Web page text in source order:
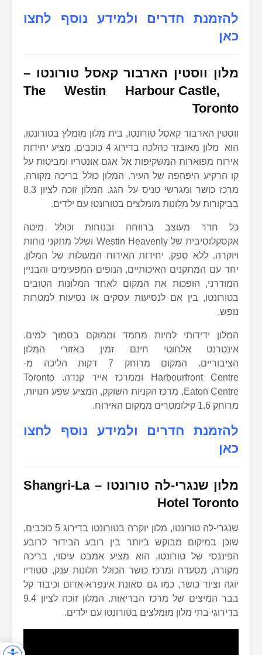
להזמנת חדרים ולמידע נוסף לחצו
כאן
מלון ווסטין הארבור קאסל טורונטו –
The Westin Harbour Castle,
Toronto
ווסטין הארבור קאסל טורונטו, בית מלון מומלץ בטורונטו,
הוא מלון מאובזר כהלכה בדירוג 4 כוכבים, מציע יחידות
אירוח מפוארות המשקיפות אל אגם אונטריו ומביטות על
קו הרקיע היפהפה של העיר. המלון כולל בריכה מקורה,
מרכז כושר ומגרשי טניס על הגג. המלון זוכה לציון 8.3
בביקורות על מלונות מומלצים בטורונטו עם ילדים.
כל חדר מעוצב ברווחה ובנוחות וכולל מיטה
אקסקלוסיבית של Westin Heavenly ושלל מתקני נוחות
ויוקרה. ללא ספק, יחידות האירוח המעולות של המלון,
יחד עם המתקנים האיכותיים, הנופים המפעימים והבניין
המודרני, הופכות את המקום לאחד המלונות הטובים
בטורונטו, בין אם לנסיעות עסקים או נסיעות למטרות
נופש.
המלון ידידותי לחיות מחמד וממוקם בסמוך למים.
אינטרנט אלחוטי חינם זמין באזורי המלון
הציבוריים. המקום מרוחק 7 דקות הליכה מ-
Harbourfront Centre וממרכז אייר קנדה. Toronto
Eaton Centre, מרכז הקניות השוקק, המציע שפע חנויות,
מרוחק 1.6 קילומטרים ממקום האירוח.
להזמנת חדרים ולמידע נוסף לחצו
כאן
מלון שנגרי-לה טורונטו –
Shangri-La
Hotel Toronto
שנגרי-לה טורונטו, מלון יוקרה בטורונטו בדירוג 5 כוכבים,
שוכן במיקום מבוקש ביותר בין רובע הבידור לרובע
הפיננסי של טורונטו. הוא מציע אמבט עיסוי, בריכה
מקורה, מסעדה ומרכז כושר הכולל חלונות ענק, סטודיו
יוגה וציוד כושר, כמו גם סאונת אינפרא-אדום וכיבוד קל
בבר המיצים של מרכז הבריאות. המלון זוכה לציון 9.4
בדירוגי בתי מלון מומלצים בטורונטו עם ילדים.